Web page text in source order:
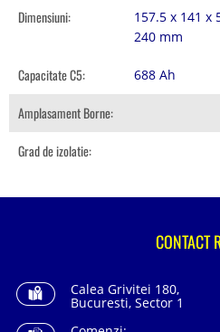
Dimensiuni:
157.5 x 141 x
240 mm
Capacitate C5: 688 Ah
Amplasament Borne:
Grad de izolatie:
CONTACT
Calea Grivitei 180,
Bucuresti, Sector 1